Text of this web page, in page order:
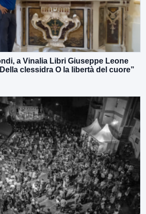
a Vinalia Libri Giuseppe Leone
clessidra O la libertà del cuore”